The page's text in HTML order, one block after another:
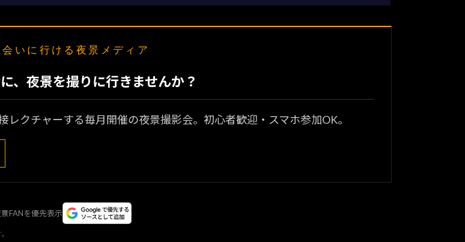
いに行ける夜景メディア
、夜景を撮りに行きませんか？
レクチャーする毎月開催の夜景撮影会。初心者歓迎・スマホ参加OK。
FANを優先表示